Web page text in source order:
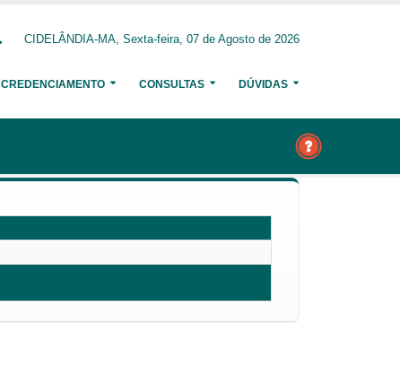
CIDELÂNDIA-MA, Sexta-feira, 07 de Agosto de 2026
CREDENCIAMENTO CONSULTAS DÚVIDAS